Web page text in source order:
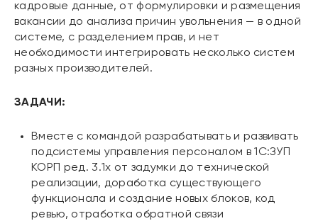
кадровые данные, от формулировки и размещения
вакансии до анализа причин увольнения — в одной
системе, с разделением прав, и нет
необходимости интегрировать несколько систем
разных производителей.
ЗАДАЧИ:
Вместе с командой разрабатывать и развивать
подсистемы управления персоналом в 1С:ЗУП
КОРП ред. 3.1х от задумки до технической
реализации, доработка существующего
функционала и создание новых блоков, код
ревью, отработка обратной связи